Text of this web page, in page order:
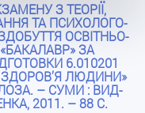
З ТЕОРІЇ,
ТА ПСИХОЛОГО-
ОСВІТНЬО-
ЗА
6.010201
ЗДОРОВ’Я ЛЮДИНИ»
– СУМИ : ВИД-
2011. – 88 С.